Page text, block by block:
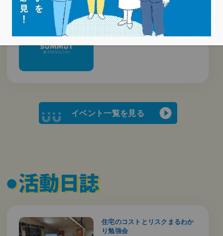
【定期開催】家づくり座談会
イベント一覧を見る
住宅のコストとリスクまるわか
り勉強会